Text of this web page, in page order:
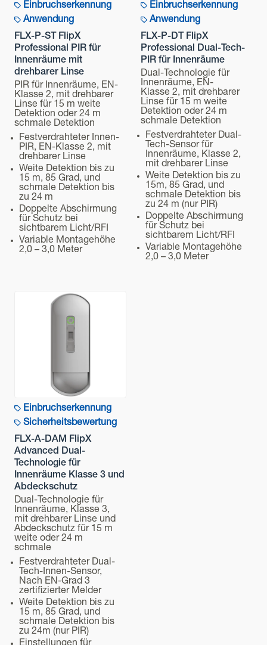
Einbruchserkennung
Anwendung
FLX-P-ST FlipX
Professional PIR für
Innenräume mit
drehbarer Linse
PIR für Innenräume, EN-
Klasse 2, mit drehbarer
Linse für 15 m weite
Detektion oder 24 m
schmale Detektion
Festverdrahteter Innen-
PIR, EN-Klasse 2, mit
drehbarer Linse
Weite Detektion bis zu
15 m, 85 Grad, und
schmale Detektion bis
zu 24 m
Doppelte Abschirmung
für Schutz bei
sichtbarem Licht/RFI
Variable Montagehöhe
2,0 – 3,0 Meter
Einbruchserkennung
Anwendung
FLX-P-DT FlipX
Professional Dual-Tech-
PIR für Innenräume
Dual-Technologie für
Innenräume, EN-
Klasse 2, mit drehbarer
Linse für 15 m weite
Detektion oder 24 m
schmale Detektion
Festverdrahteter Dual-
Tech-Sensor für
Innenräume, Klasse 2,
mit drehbarer Linse
Weite Detektion bis zu
15m, 85 Grad, und
schmale Detektion bis
zu 24 m (nur PIR)
Doppelte Abschirmung
für Schutz bei
sichtbarem Licht/RFI
Variable Montagehöhe
2,0 – 3,0 Meter
Einbruchserkennung
Sicherheitsbewertung
FLX-A-DAM FlipX
Advanced Dual-
Technologie für
Innenräume Klasse 3 und
Abdeckschutz
Dual-Technologie für
Innenräume, Klasse 3,
mit drehbarer Linse und
Abdeckschutz für 15 m
weite oder 24 m
schmale
Festverdrahteter Dual-
Tech-Innen-Sensor,
Nach EN-Grad 3
zertifizierter Melder
Weite Detektion bis zu
15 m, 85 Grad, und
schmale Detektion bis
zu 24m (nur PIR)